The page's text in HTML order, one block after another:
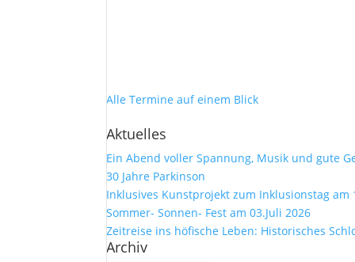
Alle Termine auf einem Blick
Aktuelles
Ein Abend voller Spannung, Musik und gute
30 Jahre Parkinson
Inklusives Kunstprojekt zum Inklusionstag am
Sommer- Sonnen- Fest am 03.Juli 2026
Zeitreise ins höfische Leben: Historisches
Archiv